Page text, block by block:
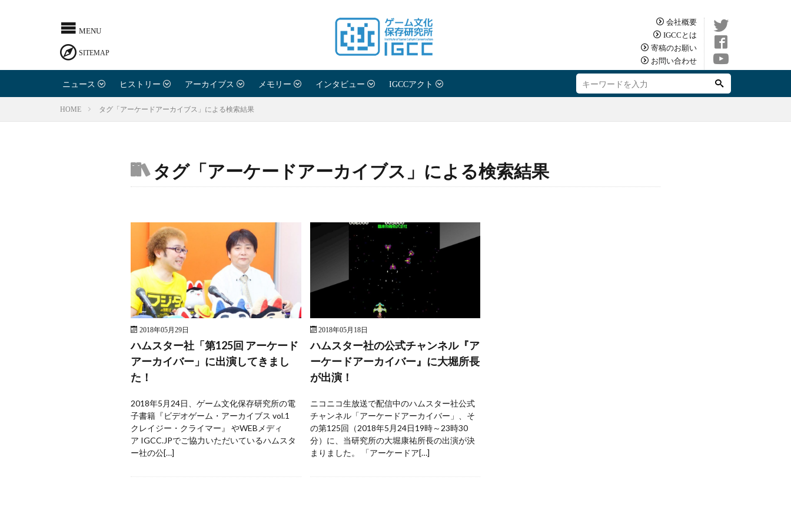
寄稿のお願い
お問い合わせ
利用規約
ライター紹介
会社概要
IGCCとは
寄稿のお願い
お問い合わせ
ニュース ヒストリー アーカイブス メモリー インタビュー IGCCアクト
HOME タグ「アーケードアーカイブス」による検索結果
タグ「アーケードアーカイブス」による検索結果
2018年05月29日
ハムスター社「第125回 アーケード
アーカイバー」に出演してきまし
た！
2018年5月24日、ゲーム文化保存研究所の電
子書籍『ビデオゲーム・アーカイブス vol.1
クレイジー・クライマー』 やWEBメディ
ア IGCC.JPでご協力いただいているハムスタ
ー社の公[…]
2018年05月18日
ハムスター社の公式チャンネル『ア
ーケードアーカイバー』に大堀所長
が出演！
ニコニコ生放送で配信中のハムスター社公式
チャンネル「アーケードアーカイバー」、そ
の第125回（2018年5月24日19時～23時30
分）に、当研究所の大堀康祐所長の出演が決
まりました。 「アーケードア[…]